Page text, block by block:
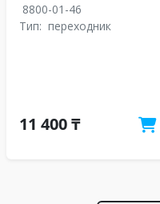
8800-01-46
Тип: переходник
11 400 ₸